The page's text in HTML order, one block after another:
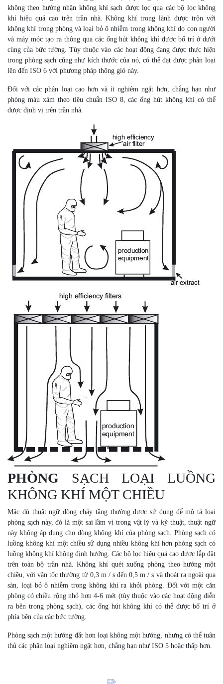
không theo hướng nhận không khí sạch được lọc qua các bộ lọc không
khí hiệu quả cao trên trần nhà. Không khí trong lành được trộn với
không khí trong phòng và loại bỏ ô nhiễm trong không khí do con người
và máy móc tạo ra thông qua các ống hút không khí được bố trí ở dưới
cùng của bức tường. Tùy thuộc vào các hoạt động đang được thực hiện
trong phòng sạch cũng như kích thước của nó, có thể đạt được phân loại
lên đến ISO 6 với phương pháp thông gió này.
Đối với các phân loại cao hơn và ít nghiêm ngặt hơn, chẳng hạn như
phòng màu xám theo tiêu chuẩn ISO 8, các ống hút không khí có thể
được định vị trên trần nhà.
PHÒNG SẠCH LOẠI LUỒNG
KHÔNG KHÍ MỘT CHIỀU
Mặc dù thuật ngữ dòng chảy tầng thường được sử dụng để mô tả loại
phòng sạch này, đó là một sai lầm vì trong vật lý và kỹ thuật, thuật ngữ
này không áp dụng cho dòng không khí của phòng sạch. Phòng sạch có
luồng không khí một chiều sử dụng nhiều không khí hơn phòng sạch có
luồng không khí không định hướng. Các bộ lọc hiệu quả cao được lắp đặt
trên toàn bộ trần nhà. Không khí quét xuống phòng theo hướng một
chiều, với vận tốc thường từ 0,3 m / s đến 0,5 m / s và thoát ra ngoài qua
sàn, loại bỏ ô nhiễm trong không khí ra khỏi phòng. Đối với một căn
phòng có chiều rộng nhỏ hơn 4-6 mét (tùy thuộc vào các hoạt động diễn
ra bên trong phòng sạch), các ống hút không khí có thể được bố trí ở
phía bên của các bức tường.
Phòng sạch một hướng đắt hơn loại không một hướng, nhưng có thể tuân
thủ các phân loại nghiêm ngặt hơn, chẳng hạn như ISO 5 hoặc thấp hơn.